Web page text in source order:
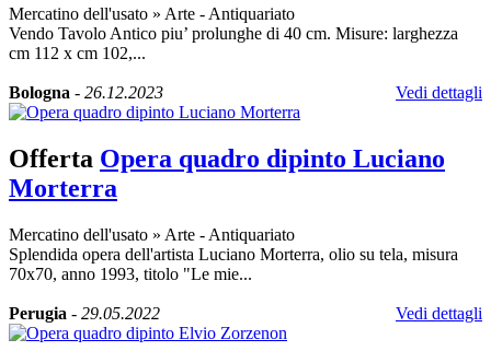
Mercatino dell'usato » Arte - Antiquariato
Vendo Tavolo Antico piu’ prolunghe di 40 cm. Misure: larghezza
cm 112 x cm 102,...
Bologna - 26.12.2023 Vedi dettagli
Offerta Opera quadro dipinto Luciano
Morterra
Mercatino dell'usato » Arte - Antiquariato
Splendida opera dell'artista Luciano Morterra, olio su tela, misura
70x70, anno 1993, titolo "Le mie...
Perugia - 29.05.2022 Vedi dettagli